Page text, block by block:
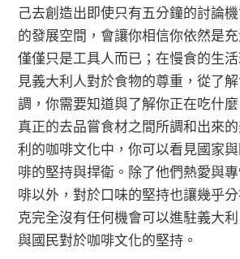
己去創造出即使只有五分鐘的討論
的發展空間，會讓你相信你依然是
僅僅只是工具人而已；在慢食的生
見義大利人對於食物的尊重，從了
調，你需要知道與了解你正在吃什
真正的去品嘗食材之間所調和出來
利的咖啡文化中，你可以看見國家
啡的堅持與捍衛。除了他們熱愛與
啡以外，對於口味的堅持也讓幾乎
克完全沒有任何機會可以進駐義大
與國民對於咖啡文化的堅持。